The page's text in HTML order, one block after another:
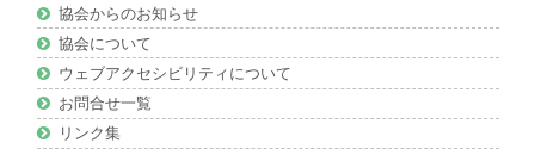
ツ
協会からのお知らせ
協会について
ウェブアクセシビリティについて
お問合せ一覧
リンク集